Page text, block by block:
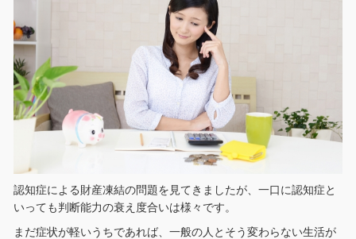
認知症による財産凍結の問題を見てきましたが、一口に認知症と
いっても判断能力の衰え度合いは様々です。
まだ症状が軽いうちであれば、一般の人とそう変わらない生活が